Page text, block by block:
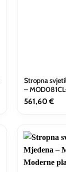
Stropna
–
561,60 €